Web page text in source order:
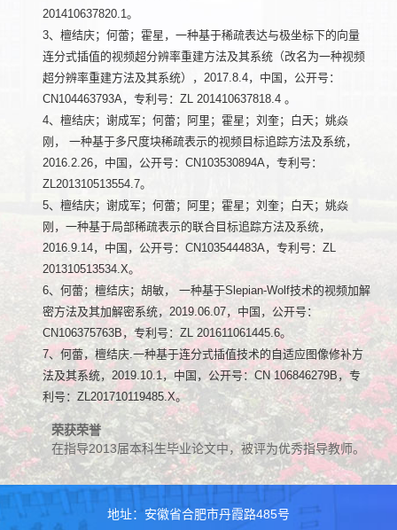
201410637820.1。
3、檀结庆；何蕾；霍星，一种基于稀疏表达与极坐标下的向量
连分式插值的视频超分辨率重建方法及其系统（改名为一种视频
超分辨率重建方法及其系统），2017.8.4，中国，公开号：
CN104463793A，专利号：ZL 201410637818.4 。
4、檀结庆；谢成军；何蕾；阿里；霍星；刘奎；白天；姚焱
刚， 一种基于多尺度块稀疏表示的视频目标追踪方法及系统，
2016.2.26，中国，公开号：CN103530894A，专利号：
ZL201310513554.7。
5、檀结庆；谢成军；何蕾；阿里；霍星；刘奎；白天；姚焱
刚，一种基于局部稀疏表示的联合目标追踪方法及系统，
2016.9.14，中国，公开号：CN103544483A，专利号：ZL
201310513534.X。
6、何蕾；檀结庆；胡敏， 一种基于Slepian-Wolf技术的视频加解
密方法及其加解密系统，2019.06.07，中国，公开号：
CN106375763B，专利号：ZL 201611061445.6。
7、何蕾，檀结庆.一种基于连分式插值技术的自适应图像修补方
法及其系统，2019.10.1，中国，公开号：CN 106846279B，专
利号：ZL201710119485.X。
荣获荣誉
在指导2013届本科生毕业论文中，被评为优秀指导教师。
地址：安徽省合肥市丹霞路485号